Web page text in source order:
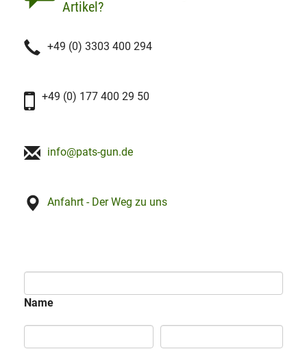
Artikel?
+49 (0) 3303 400 294
+49 (0) 177 400 29 50
info@pats-gun.de
Anfahrt - Der Weg zu uns
Name